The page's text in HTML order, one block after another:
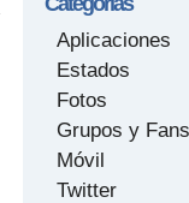
Aplicaciones
Estados
Fotos
Grupos y Fans
Móvil
Twitter